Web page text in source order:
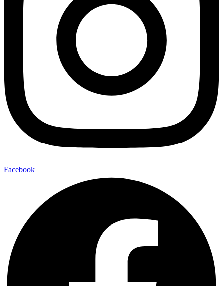
Facebook